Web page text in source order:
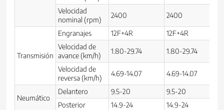
Velocidad
nominal (rpm)
2400 2400
Transmisión
Engranajes 12F+4R
12F+4R
Velocidad de
avance (km/h)
1.80-29.74 1.80-29.74
Velocidad de
reversa (km/h)
4.69-14.07 4.69-14.07
Neumático
Delantero 9.5-20
9.5-20
Posterior
14.9-24 14.9-24